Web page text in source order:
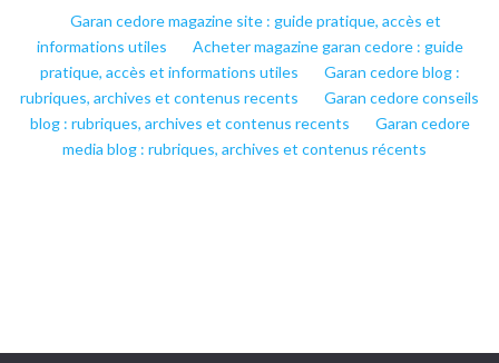
Garan cedore magazine site : guide pratique, accès et
informations utiles
Acheter magazine garan cedore : guide
pratique, accès et informations utiles
Garan cedore blog :
rubriques, archives et contenus recents
Garan cedore conseils
blog : rubriques, archives et contenus recents
Garan cedore
media blog : rubriques, archives et contenus récents